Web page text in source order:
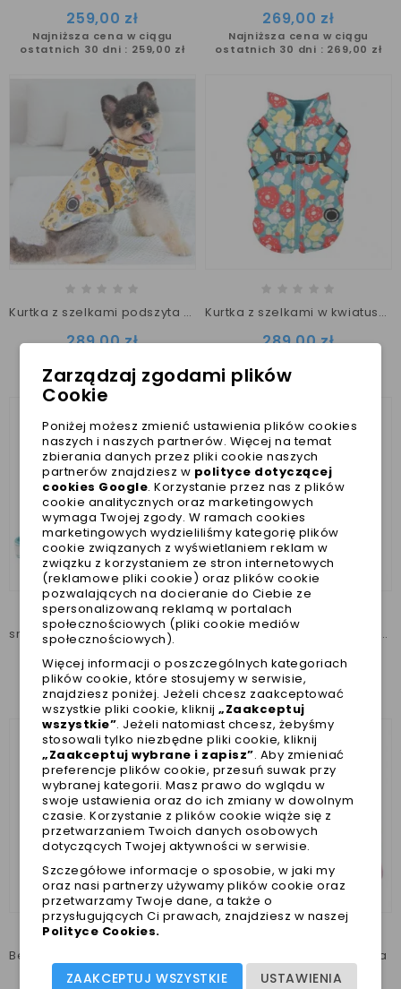
259,00 zł
Najniższa cena w ciągu
ostatnich 30 dni : 259,00 zł
269,00 zł
Najniższa cena w ciągu
ostatnich 30 dni : 269,00 zł
Kurtka z szelkami podszyta polarkiem Alyssa Puppia
289,00 zł
ostatnich 30 dni : 289,00 zł
Kurtka z szelkami w kwiatuszki Alyssa aqua Puppia
289,00 zł
ostatnich 30 dni :
smycz taśmowa Alyssa Puppia
75,00 zł
Najniższa cena w ciągu
ostatnich 30 dni : 75,00 zł
Sweterek z szelkami Ren Puppia w różowe kwiatuszki
179,00 zł
Najniższa cena w ciągu
ostatnich 30 dni : 179,00 zł
169,00 zł
Smycz taśmowa Ren Puppia
69,00 zł
Zarządzaj zgodami plików
Cookie
Poniżej możesz zmienić ustawienia plików cookies
naszych i naszych partnerów. Więcej na temat
zbierania danych przez pliki cookie naszych
partnerów znajdziesz w polityce dotyczącej
cookies Google. Korzystanie przez nas z plików
cookie analitycznych oraz marketingowych
wymaga Twojej zgody. W ramach cookies
marketingowych wydzieliliśmy kategorię plików
cookie związanych z wyświetlaniem reklam w
związku z korzystaniem ze stron internetowych
(reklamowe pliki cookie) oraz plików cookie
pozwalających na docieranie do Ciebie ze
spersonalizowaną reklamą w portalach
społecznościowych (pliki cookie mediów
społecznościowych).
Więcej informacji o poszczególnych kategoriach
plików cookie, które stosujemy w serwisie,
znajdziesz poniżej. Jeżeli chcesz zaakceptować
wszystkie pliki cookie, kliknij„Zaakceptuj
wszystkie”. Jeżeli natomiast chcesz, żebyśmy
stosowali tylko niezbędne pliki cookie, kliknij
„Zaakceptuj wybrane i zapisz”. Aby zmieniać
preferencje plików cookie, przesuń suwak przy
wybranej kategorii. Masz prawo do wglądu w
swoje ustawienia oraz do ich zmiany w dowolnym
czasie. Korzystanie z plików cookie wiąże się z
przetwarzaniem Twoich danych osobowych
dotyczących Twojej aktywności w serwisie.
Szczegółowe informacje o sposobie, w jaki my
oraz nasi partnerzy używamy plików cookie oraz
przetwarzamy Twoje dane, a także o
przysługujących Ci prawach, znajdziesz w naszej
Polityce Cookies.
USTAWIENIA
ZAAKCEPTUJ WSZYSTKIE